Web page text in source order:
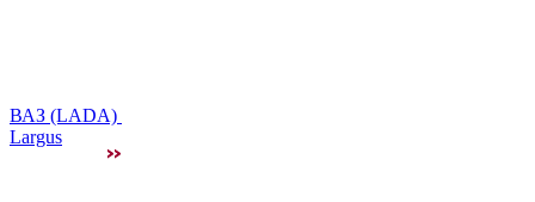
ВАЗ (LADA)
Largus